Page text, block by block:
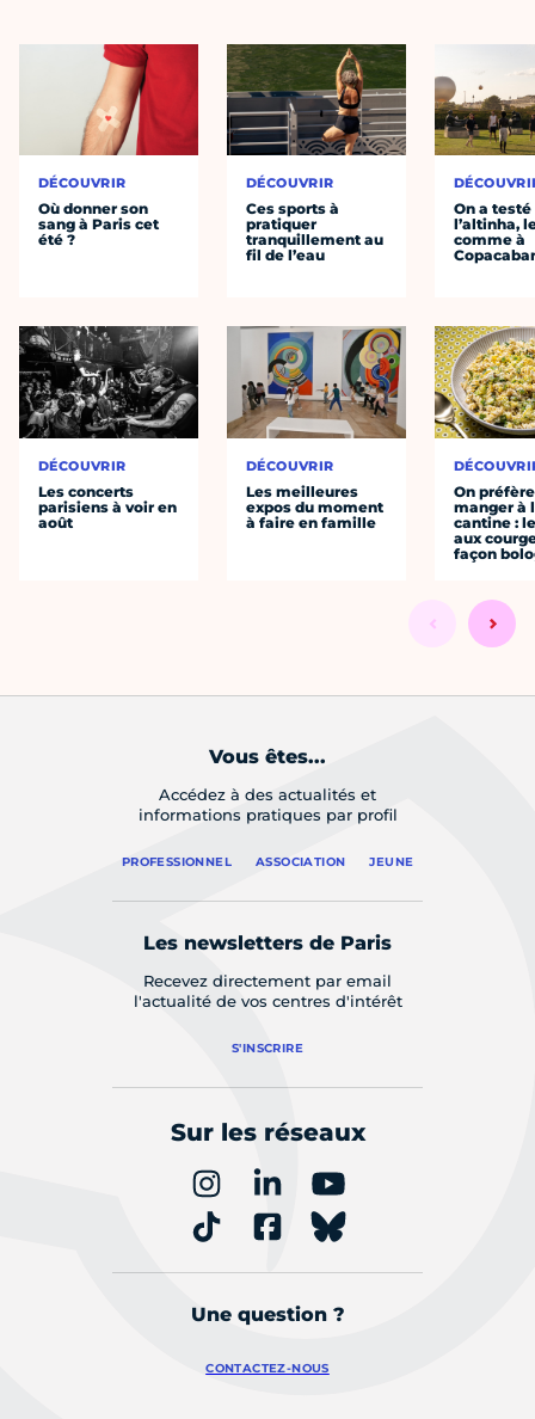
DÉCOUVRIR
Où donner son
sang à Paris cet
été ?
DÉCOUVRIR
Les concerts
parisiens à voir en
août
DÉCOUVRIR
Ces sports à
pratiquer
tranquillement au
fil de l’eau
DÉCOUVRIR
Les meilleures
expos du moment
à faire en famille
On a testé
l’altinha,
comme à
On préfère
manger à
cantine :
aux
façon
Vous êtes...
Accédez à des actualités et
informations pratiques par profil
PROFESSIONNEL ASSOCIATION JEUNE
Les newsletters de Paris
Recevez directement par email
l'actualité de vos centres d'intérêt
S'INSCRIRE
Sur les réseaux
Une question ?
CONTACTEZ-NOUS